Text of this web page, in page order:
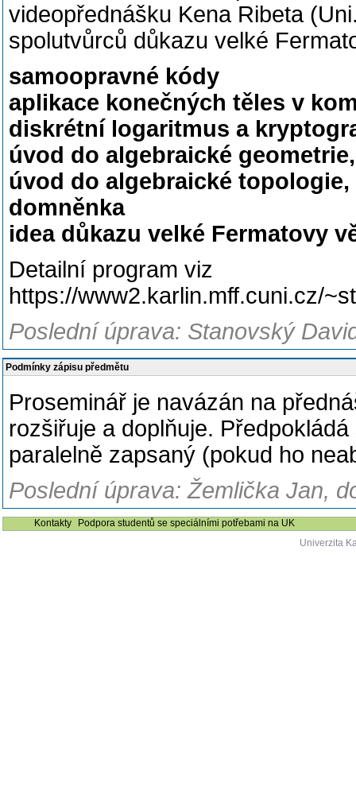
videopřednášku Kena Ribeta
spolutvůrců důkazu velké
samoopravné kódy
aplikace konečných těles v
diskrétní logaritmus a
úvod do algebraické
úvod do algebraické
domněnka
idea důkazu velké Fermatovy
Detailní program viz
https://www2.karlin.mff.cuni.cz/
Poslední úprava: Stanovský
Podmínky zápisu předmětu
Proseminář je navázán na
rozšiřuje a doplňuje.
paralelně zapsaný (pokud ho
Poslední úprava: Žemlička Jan,
Kontakty
Podpora studentů se speciálními potřebami na UK
Univerzita